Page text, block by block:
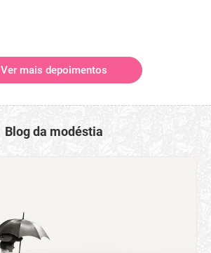
Ver mais depoimentos
Blog da modéstia